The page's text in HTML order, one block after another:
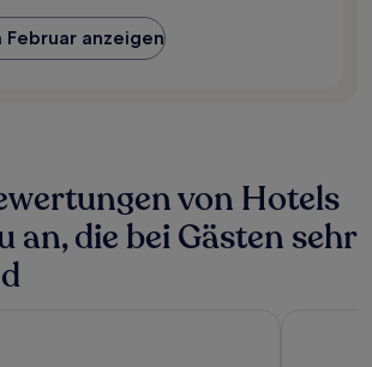
anzeigen
von Hotels
an, die bei Gästen sehr